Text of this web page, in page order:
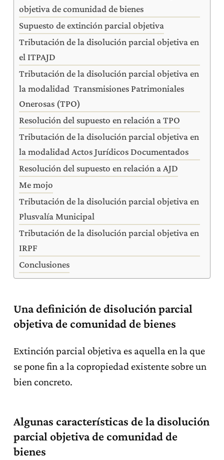
objetiva de comunidad de bienes
Supuesto de extinción parcial objetiva
Tributación de la disolución parcial objetiva en
el ITPAJD
Tributación de la disolución parcial objetiva en
la modalidad Transmisiones Patrimoniales
Onerosas (TPO)
Resolución del supuesto en relación a TPO
Tributación de la disolución parcial objetiva en
la modalidad Actos Jurídicos Documentados
Resolución del supuesto en relación a AJD
Me mojo
Tributación de la disolución parcial objetiva en
Plusvalía Municipal
Tributación de la disolución parcial objetiva en
IRPF
Conclusiones
Una definición de disolución parcial
objetiva de comunidad de bienes
Extinción parcial objetiva es aquella en la que
se pone fin a la copropiedad existente sobre un
bien concreto.
Algunas características de la disolución
parcial objetiva de comunidad de
bienes